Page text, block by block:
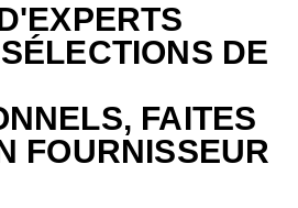
DE
FAITES
FOURNISSEUR